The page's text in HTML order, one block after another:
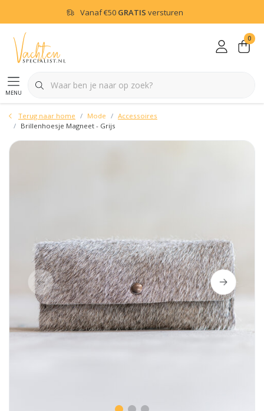
Vanaf€50 GRATIS versturen
menu
0
Terug naar home Mode
Accessoires
Brillenhoesje Magneet - Grijs